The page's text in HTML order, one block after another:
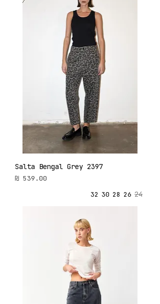
Salta Bengal Grey 2397
מחיר
24
26
28
30
32